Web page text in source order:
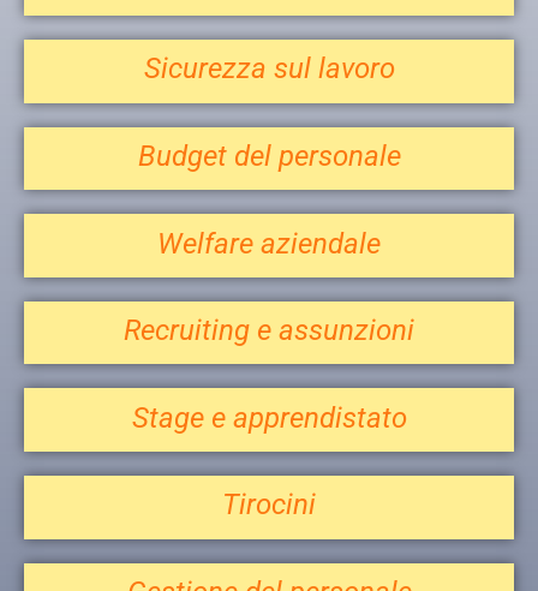
Sicurezza sul lavoro
Budget del personale
Welfare aziendale
Recruiting e assunzioni
Stage e apprendistato
Tirocini